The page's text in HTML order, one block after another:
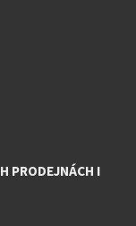
PRODEJNÁCH I